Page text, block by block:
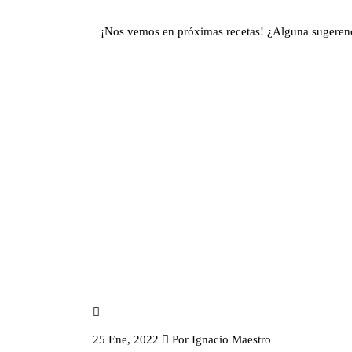
¡Nos vemos en próximas recetas! ¿Alguna
25 Ene, 2022 Por Ignacio Maestro